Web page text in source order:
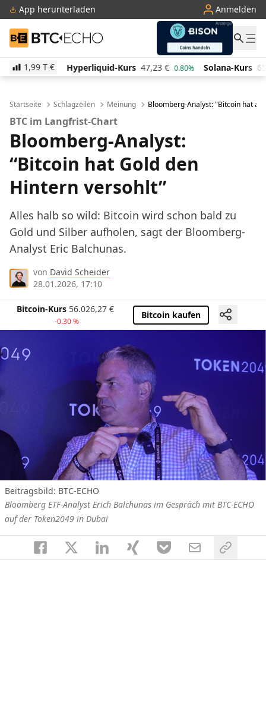
App herunterladen Anmelden
BTC-ECHO
1,99 T €
Hyperliquid-Kurs 47,23 € 0.80% Solana-Kurs 65,96 € 2.10%
Startseite Schlagzeilen Meinung Bloomberg-Analyst: "Bitcoin hat
BTC im Langfrist-Chart
Bloomberg-Analyst:
“Bitcoin hat Gold den
Hintern versohlt”
Alles halb so wild: Bitcoin wird schon bald zu
Gold und Silber aufholen, sagt der Bloomberg-
Analyst Eric Balchunas.
von David Scheider
28.01.2026, 17:10
Bitcoin-Kurs 56.026,27 €
-0.30 %
Bitcoin kaufen
Beitragsbild: BTC-ECHO
Bloomberg ETF-Analyst Erich Balchunas im Gespräch mit BTC-ECHO
auf der Token2049 in Dubai